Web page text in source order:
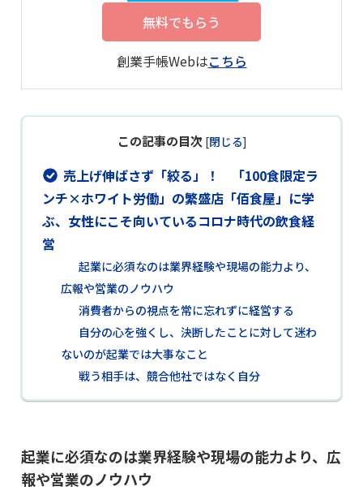
無料でもらう
創業手帳Webはこちら
この記事の目次 [閉じる]
売上げ伸ばさず「絞る」！ 「100食限定ラ
ンチ×ホワイト労働」の繁盛店「佰食屋」に学
ぶ、女性にこそ向いているコロナ時代の飲食経
営
起業に必須なのは業界経験や現場の能力より、
広報や営業のノウハウ
消費者からの視点を常に忘れずに経営する
自分の心を強くし、決断したことに対して迷わ
ないのが起業では大事なこと
戦う相手は、競合他社ではなく自分
起業に必須なのは業界経験や現場の能力より、広
報や営業のノウハウ